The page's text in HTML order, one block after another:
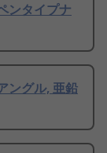
ンタイプナ
ングル, 亜鉛